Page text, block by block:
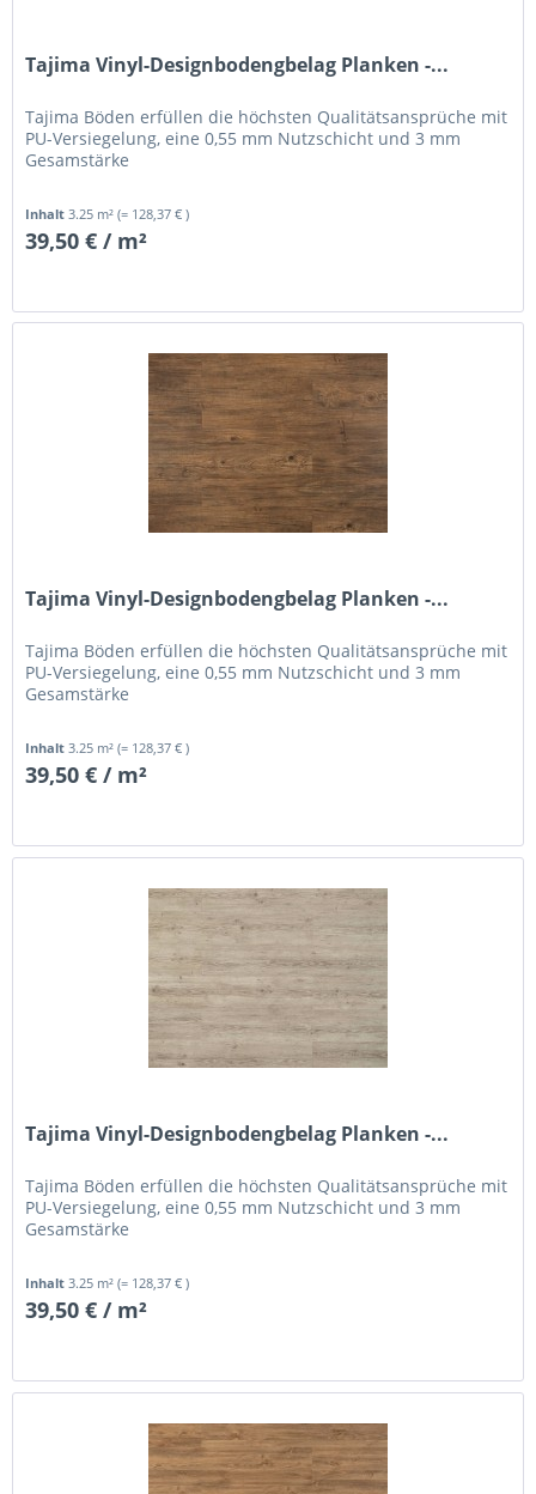
Tajima Vinyl-Designbodengbelag Planken -...
Tajima Böden erfüllen die höchsten Qualitätsansprüche mit
PU-Versiegelung, eine 0,55 mm Nutzschicht und 3 mm
Gesamstärke
Inhalt 3.25 m²(= 128,37 € )
39,50 € / m²
Tajima Vinyl-Designbodengbelag Planken -...
Tajima Böden erfüllen die höchsten Qualitätsansprüche mit
PU-Versiegelung, eine 0,55 mm Nutzschicht und 3 mm
Gesamstärke
Inhalt3.25 m²(= 128,37 € )
39,50 € / m²
Tajima Vinyl-Designbodengbelag Planken -...
Tajima Böden erfüllen die höchsten Qualitätsansprüche mit
PU-Versiegelung, eine 0,55 mm Nutzschicht und 3 mm
Gesamstärke
Inhalt3.25 m²(= 128,37 € )
39,50 € / m²